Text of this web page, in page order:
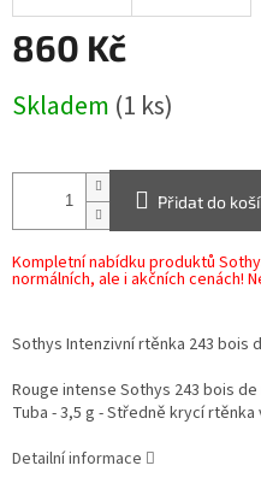
860 Kč
cena:
Skladem (1 ks)
Přidat do
Kompletní nabídku produktů
normálních, ale i akčních cenách!
Sothys Intenzivní rtěnka 243 bois
Rouge intense Sothys 243 bois
Tuba - 3,5 g - Středně krycí
Detailní informace